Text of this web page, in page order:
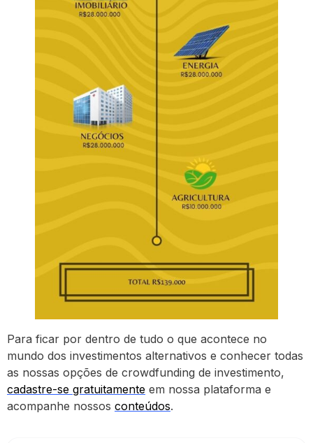
Para ficar por dentro de tudo o que acontece no
mundo dos investimentos alternativos e conhecer todas
as nossas opções de crowdfunding de investimento,
cadastre-se gratuitamente em nossa plataforma e
acompanhe nossos conteúdos.